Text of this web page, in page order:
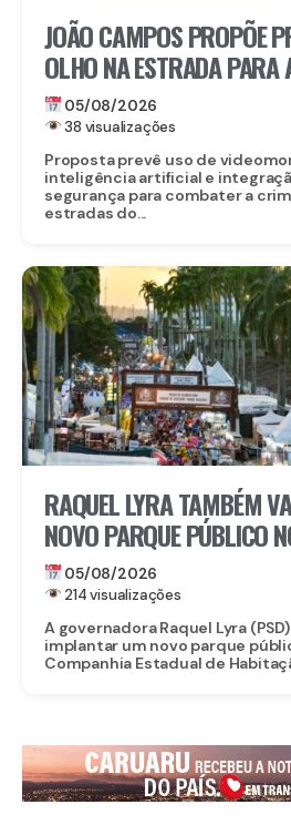
JOÃO CAMPOS PROPÕE
OLHO NA ESTRADA
SEGURANÇA NAS RODOVIAS
05/08/2026
38 visualizações
Proposta prevê uso de
inteligência artificial e
segurança para combater a
estradas do...
RAQUEL LYRA TAMBÉM
NOVO PARQUE PÚBLICO
05/08/2026
214 visualizações
A governadora Raquel Lyra
implantar um novo parque
Companhia Estadual de